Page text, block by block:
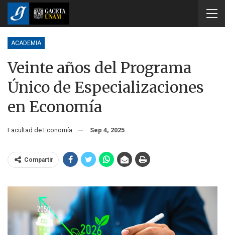
ACADEMIA
Veinte años del Programa
Único de Especializaciones
en Economía
Facultad de Economía Sep 4, 2025
Compartir